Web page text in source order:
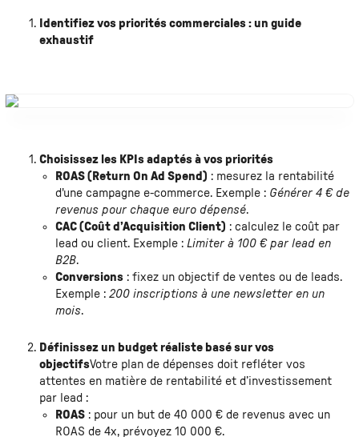
Identifiez vos priorités commerciales : un guide
exhaustif
Choisissez les KPIs adaptés à vos priorités
ROAS (Return On Ad Spend) : mesurez la rentabilité
d'une campagne e-commerce. Exemple : Générer 4 € de
revenus pour chaque euro dépensé.
CAC (Coût d’Acquisition Client) : calculez le coût par
lead ou client. Exemple : Limiter à 100 € par lead en
B2B.
Conversions: fixez un objectif de ventes ou de leads.
Exemple : 200 inscriptions à une newsletter en un
mois.
Définissez un budget réaliste basé sur vos
objectifsVotre plan de dépenses doit refléter vos
attentes en matière de rentabilité et d’investissement
par lead :
ROAS: pour un but de 40 000 € de revenus avec un
ROAS de 4x, prévoyez 10 000 €.